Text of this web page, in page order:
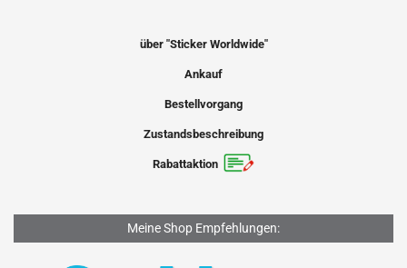
über "Sticker Worldwide"
Ankauf
Bestellvorgang
Zustandsbeschreibung
Rabattaktion
Meine Shop Empfehlungen: